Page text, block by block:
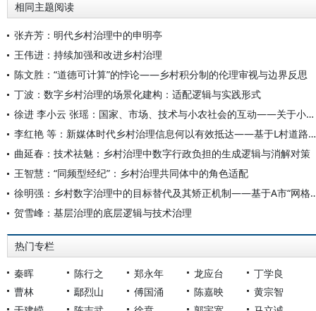
相同主题阅读
张卉芳：明代乡村治理中的申明亭
王伟进：持续加强和改进乡村治理
陈文胜：“道德可计算”的悖论——乡村积分制的伦理审视与边界反思
丁波：数字乡村治理的场景化建构：适配逻辑与实践形式
徐进 李小云 张瑶：国家、市场、技术与小农社会的互动——关于小农和乡村续存与发展的社会学笔记
李红艳 等：新媒体时代乡村治理信息何以有效抵达——基于L村道路修建历程的变迁分析
曲延春：技术祛魅：乡村治理中数字行政负担的生成逻辑与消解对策
王智慧：“同频型经纪”：乡村治理共同体中的角色适配
徐明强：乡村数字治理中的目标替代
贺雪峰：基层治理的底层逻辑与技术治理
热门专栏
秦晖 陈行之 郑永年 龙应台
丁学良
曹林
鄢烈山 傅国涌 陈嘉映
黄宗智